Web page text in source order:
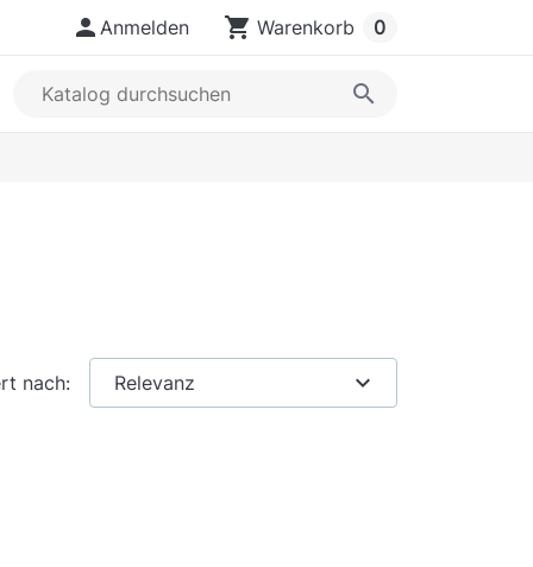
Anmelden shopping_cart Warenkorb 0
search
nach: Relevanz expand_more